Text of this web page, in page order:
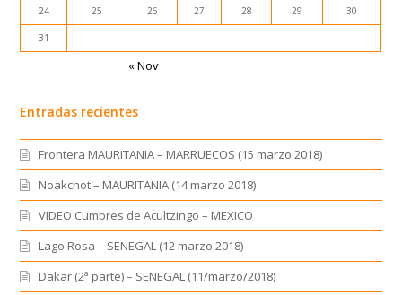
24 25 26 27 28 29 30
31
« Nov
Entradas recientes
Frontera MAURITANIA – MARRUECOS (15 marzo 2018)
Noakchot – MAURITANIA (14 marzo 2018)
VIDEO Cumbres de Acultzingo – MEXICO
Lago Rosa – SENEGAL (12 marzo 2018)
Dakar (2ª parte) – SENEGAL (11/marzo/2018)